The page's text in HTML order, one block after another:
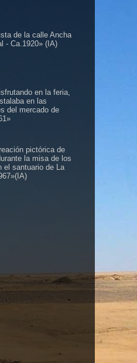
de la calle Ancha
- Ca.1920» (IA)
en la feria,
en las
del mercado de
pictórica de
la misa de los
el santuario de La